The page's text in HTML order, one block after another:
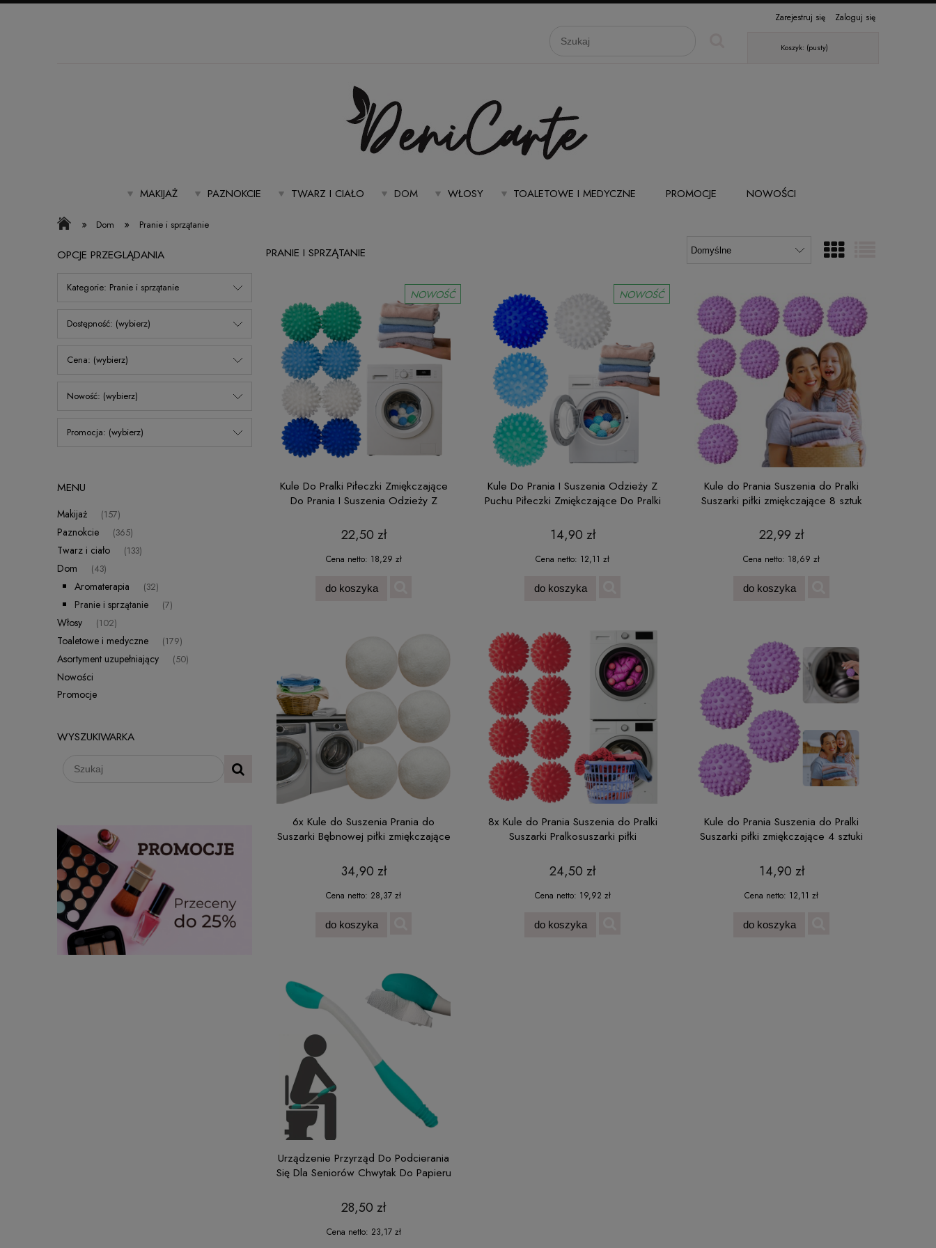
Zarejestruj się Zaloguj się
Koszyk: (pusty)
MAKIJAŻ PAZNOKCIE TWARZ I CIAŁO DOM WŁOSY TOALETOWE I MEDYCZNE PROMOCJE NOWOŚCI
» Dom » Pranie i sprzątanie
OPCJE PRZEGLĄDANIA
Kategorie: Pranie i sprzątanie
Dostępność: (wybierz)
Cena: (wybierz)
Nowość: (wybierz)
Promocja: (wybierz)
MENU
Makijaż (157)
Paznokcie (365)
Twarz i ciało (133)
Dom (43)
Aromaterapia (32)
Pranie i sprzątanie (7)
Włosy (102)
Toaletowe i medyczne (179)
Asortyment uzupełniający (50)
Nowości
Promocje
WYSZUKIWARKA
PRANIE I SPRZĄTANIE
Kule Do Pralki Piłeczki Zmiękczające
Do Prania I Suszenia Odzieży Z
22,50 zł
Cena netto: 18,29 zł
do koszyka
NOWOŚĆ
Kule Do Prania I Suszenia Odzieży Z
Puchu Piłeczki Zmiękczające Do Pralki
14,90 zł
Cena netto: 12,11 zł
do koszyka
NOWOŚĆ
Kule do Prania Suszenia do Pralki
Suszarki piłki zmiękczające 8 sztuk
22,99 zł
Cena netto: 18,69 zł
do koszyka
6x Kule do Suszenia Prania do
Suszarki Bębnowej piłki zmiękczające
34,90 zł
Cena netto: 28,37 zł
do koszyka
8x Kule do Prania Suszenia do Pralki
Suszarki Pralkosuszarki piłki
24,50 zł
Cena netto: 19,92 zł
do koszyka
Kule do Prania Suszenia do Pralki
Suszarki piłki zmiękczające 4 sztuki
14,90 zł
Cena netto: 12,11 zł
do koszyka
Urządzenie Przyrząd Do Podcierania
Się Dla Seniorów Chwytak Do Papieru
28,50 zł
Cena netto: 23,17 zł